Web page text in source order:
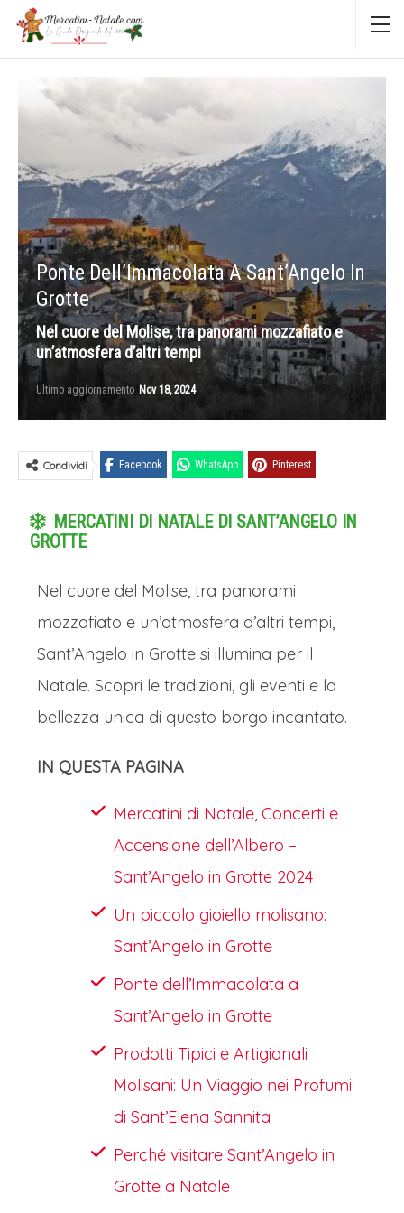
Ponte Dell’Immacolata A Sant’Angelo In
Grotte
Nel cuore del Molise, tra panorami mozzafiato e
un’atmosfera d’altri tempi
Ultimo aggiornamento Nov 18, 2024
Condividi Facebook WhatsApp Pinterest
MERCATINI DI NATALE DI SANT’ANGELO IN
GROTTE
Nel cuore del Molise, tra panorami
mozzafiato e un’atmosfera d’altri tempi,
Sant’Angelo in Grotte si illumina per il
Natale. Scopri le tradizioni, gli eventi e la
bellezza unica di questo borgo incantato.
IN QUESTA PAGINA
Mercatini di Natale, Concerti e
Accensione dell’Albero –
Sant’Angelo in Grotte 2024
Un piccolo gioiello molisano:
Sant’Angelo in Grotte
Ponte dell’Immacolata a
Sant’Angelo in Grotte
Prodotti Tipici e Artigianali
Molisani: Un Viaggio nei Profumi
di Sant’Elena Sannita
Perché visitare Sant’Angelo in
Grotte a Natale